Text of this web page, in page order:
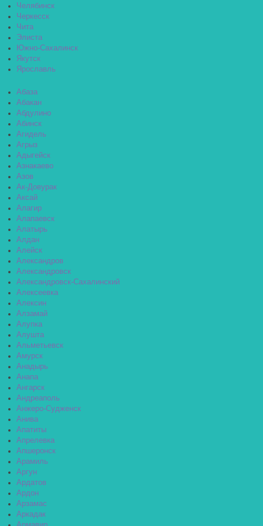
Челябинск
Черкесск
Чита
Элиста
Южно-Сахалинск
Якутск
Ярославль
Абаза
Абакан
Абдулино
Абинск
Агидель
Агрыз
Адыгейск
Азнакаево
Азов
Ак-Довурак
Аксай
Алагир
Алапаевск
Алатырь
Алдан
Алейск
Александров
Александровск
Александровск-Сахалинский
Алексеевка
Алексин
Алзамай
Алупка
Алушта
Альметьевск
Амурск
Анадырь
Анапа
Ангарск
Андреаполь
Анжеро-Судженск
Анива
Апатиты
Апрелевка
Апшеронск
Арамиль
Аргун
Ардатов
Ардон
Арзамас
Аркадак